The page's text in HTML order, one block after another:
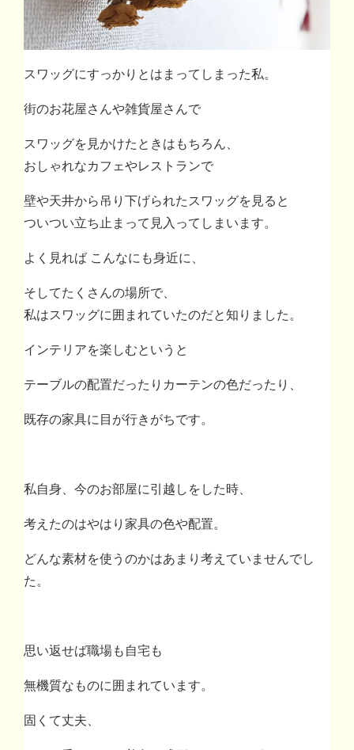
スワッグにすっかりとはまってしまった私。
街のお花屋さんや雑貨屋さんで
スワッグを見かけたときはもちろん、
おしゃれなカフェやレストランで
壁や天井から吊り下げられたスワッグを見ると
ついつい立ち止まって見入ってしまいます。
よく見れば こんなにも身近に、
そしてたくさんの場所で、
私はスワッグに囲まれていたのだと知りました。
インテリアを楽しむというと
テーブルの配置だったりカーテンの色だったり、
既存の家具に目が行きがちです。
私自身、今のお部屋に引越しをした時、
考えたのはやはり家具の色や配置。
どんな素材を使うのかはあまり考えていませんでし
た。
思い返せば職場も自宅も
無機質なものに囲まれています。
固くて丈夫、